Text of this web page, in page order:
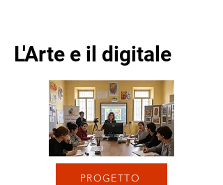
L'Arte e il digitale
PROGETTO